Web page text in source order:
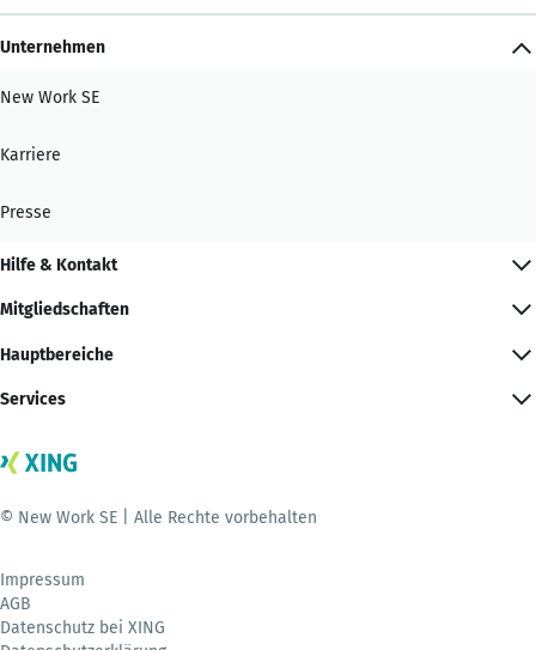
Unternehmen
New Work SE
Karriere
Presse
Hilfe & Kontakt
Mitgliedschaften
Hauptbereiche
Services
© New Work SE | Alle Rechte vorbehalten
Impressum
AGB
Datenschutz bei XING